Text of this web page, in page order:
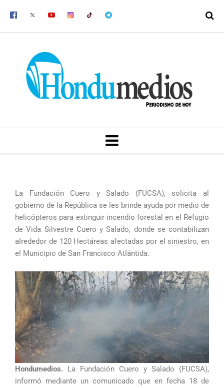
MENU
La Fundación Cuero y Salado (FUCSA), solicita al
gobierno de la República se les brinde ayuda por medio de
helicópteros para extinguir incendio forestal en el Refugio
de Vida Silvestre Cuero y Salado, donde se contabilizan
alrededor de 120 Hectáreas afectadas por el siniestro, en
el Municipio de San Francisco Atlántida.
Hondumedios. La Fundación Cuero y Salado (FUCSA),
informó mediante un comunicado que en fecha 18 de